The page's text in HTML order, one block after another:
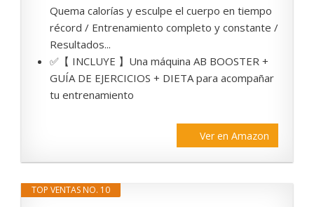
Quema calorías y esculpe el cuerpo en tiempo
récord / Entrenamiento completo y constante /
Resultados...
✅【 INCLUYE 】Una máquina AB BOOSTER +
GUÍA DE EJERCICIOS + DIETA para acompañar
tu entrenamiento
Ver en Amazon
TOP VENTAS NO. 10